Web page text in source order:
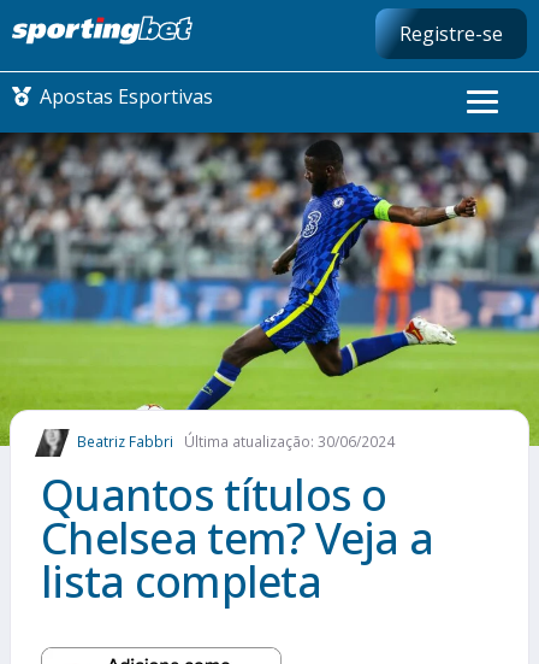
Registre-se
Apostas Esportivas
CONMEBOL LIBERTADORES
FUTEBOL NACIONAL
FUTEBOL INTERNACIONAL
COMO APOSTAR
MAIS ESPORTES
Beatriz Fabbri Última atualização: 30/06/2024
Quantos títulos o
Chelsea tem? Veja a
lista completa